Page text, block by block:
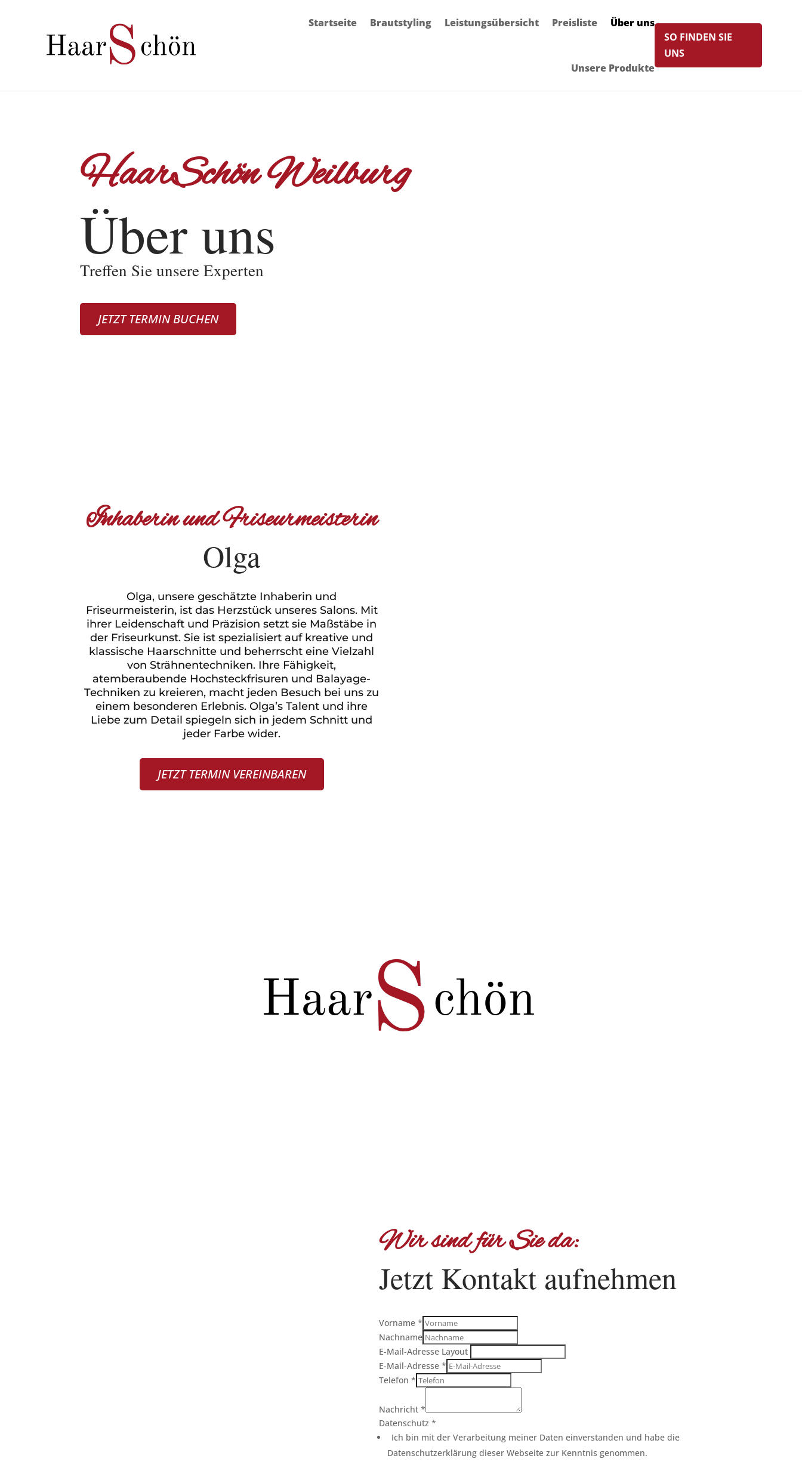
Startseite Brautstyling Leistungsübersicht Preisliste Über uns
Unsere Produkte
SO FINDEN SIE
UNS
HaarSchön Weilburg
Über uns
Treffen Sie unsere Experten
JETZT TERMIN BUCHEN
Inhaberin und Friseurmeisterin
Olga
Olga, unsere geschätzte Inhaberin und
Friseurmeisterin, ist das Herzstück unseres Salons. Mit
ihrer Leidenschaft und Präzision setzt sie Maßstäbe in
der Friseurkunst. Sie ist spezialisiert auf kreative und
klassische Haarschnitte und beherrscht eine Vielzahl
von Strähnentechniken. Ihre Fähigkeit,
atemberaubende Hochsteckfrisuren und Balayage-
Techniken zu kreieren, macht jeden Besuch bei uns zu
einem besonderen Erlebnis. Olga’s Talent und ihre
Liebe zum Detail spiegeln sich in jedem Schnitt und
jeder Farbe wider.
JETZT TERMIN VEREINBAREN
Wir sind für Sie da:
Jetzt Kontakt aufnehmen
Vorname*
Nachname
E-Mail-Adresse Layout
E-Mail-Adresse*
Telefon*
Nachricht*
Datenschutz*
Ich bin mit der Verarbeitung meiner Daten einverstanden und habe die
Datenschutzerklärung dieser Webseite zur Kenntnis genommen.